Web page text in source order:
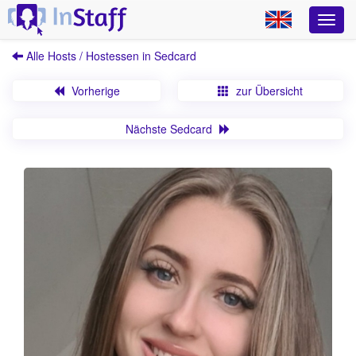
Alle Hosts / Hostessen in Sedcard
Vorherige zur Übersicht
Nächste Sedcard